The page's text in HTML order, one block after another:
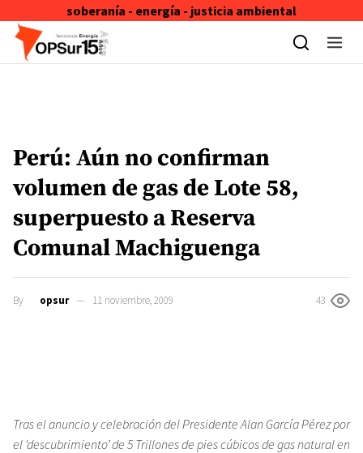
soberanía - energía - justicia ambiental
Skip to content
Perú: Aún no confirman
volumen de gas de Lote 58,
superpuesto a Reserva
Comunal Machiguenga
By opsur 11 noviembre, 2009 43
Tras el anuncio y celebración del Presidente Alan García Pérez por
el ‘descubrimiento’ de 5 Trillones de pies cúbicos de gas natural en